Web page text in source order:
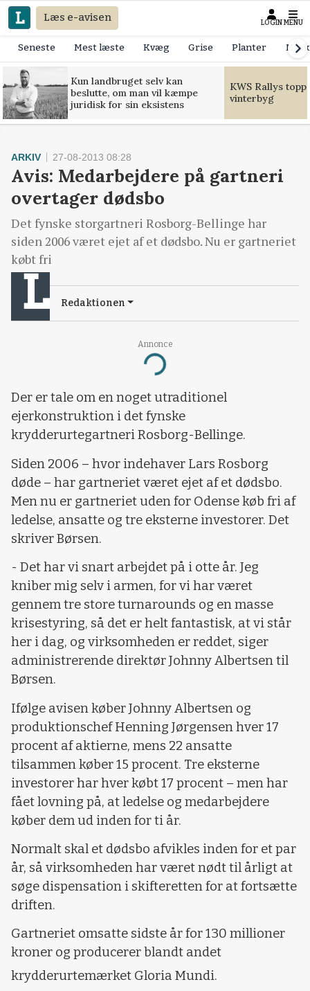
Læs e-avisen LOGIN MENU
Seneste Mest læste Kvæg Grise Planter
Kun landbruget selv kan
beslutte, om man vil kæmpe
juridisk for sin eksistens
KWS Rallys
vinterbyg
Annonce
Loading...
ARKIV 27-08-2013 08:28
Avis: Medarbejdere på gartneri
overtager dødsbo
Det fynske storgartneri Rosborg-Bellinge har
siden 2006 været ejet af et dødsbo. Nu er gartneriet
købt fri
Redaktionen
Der er tale om en noget utraditionel
ejerkonstruktion i det fynske
krydderurtegartneri Rosborg-Bellinge.
Siden 2006 – hvor indehaver Lars Rosborg
døde – har gartneriet været ejet af et dødsbo.
Men nu er gartneriet uden for Odense køb fri af
ledelse, ansatte og tre eksterne investorer. Det
skriver Børsen.
- Det har vi snart arbejdet på i otte år. Jeg
kniber mig selv i armen, for vi har været
gennem tre store turnarounds og en masse
krisestyring, så det er helt fantastisk, at vi står
her i dag, og virksomheden er reddet, siger
administrerende direktør Johnny Albertsen til
Børsen.
Ifølge avisen køber Johnny Albertsen og
produktionschef Henning Jørgensen hver 17
procent af aktierne, mens 22 ansatte
tilsammen køber 15 procent. Tre eksterne
investorer har hver købt 17 procent – men har
fået lovning på, at ledelse og medarbejdere
køber dem ud inden for ti år.
Normalt skal et dødsbo afvikles inden for et par
år, så virksomheden har været nødt til årligt at
søge dispensation i skifteretten for at fortsætte
driften.
Gartneriet omsatte sidste år for 130 millioner
kroner og producerer blandt andet
krydderurtemærket Gloria Mundi.